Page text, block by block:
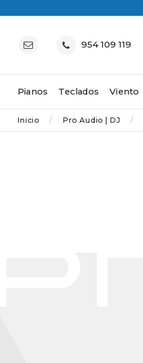
954 109 119
Pianos Teclados Viento
Inicio Pro Audio | DJ